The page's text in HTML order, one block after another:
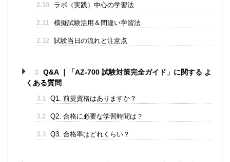
2.10 ラボ（実践）中心の学習法
2.11 模擬試験活用＆間違い学習法
2.12 試験当日の流れと注意点
3
Q&A ｜「AZ‑700 試験対策完全ガイド」に関する よ
くある質問
3.1 Q1. 前提資格はありますか？
3.2 Q2. 合格に必要な学習時間は？
3.3 Q3. 合格率はどれくらい？